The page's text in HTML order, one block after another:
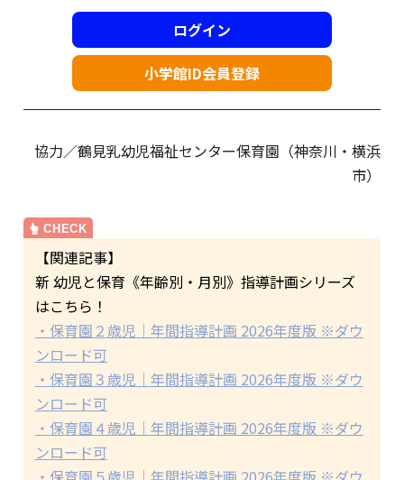
ログイン
小学館ID会員登録
協力／鶴見乳幼児福祉センター保育園（神奈川・横浜
市）
【関連記事】
新 幼児と保育《年齢別・月別》指導計画シリーズ
はこちら！
・保育園２歳児｜年間指導計画 2026年度版 ※ダウ
ンロード可
・保育園３歳児｜年間指導計画 2026年度版 ※ダウ
ンロード可
・保育園４歳児｜年間指導計画 2026年度版 ※ダウ
ンロード可